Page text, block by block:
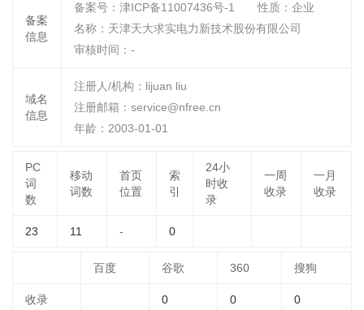
备案
信息
备案号：津ICP备11007436号-1 性质： 企业
名称： 天津天大求实电力新技术股份有限公司
审核时间： -
域名
信息
注册人/机构：lijuan liu
注册邮箱：service@nfree.cn
年龄：2003-01-01
PC
词
数
移动
词数
首页
位置
索
引
24小
时收
录
一周
收录
一月
收录
23 11 - 0
百度 谷歌 360 搜狗
收录 0 0 0